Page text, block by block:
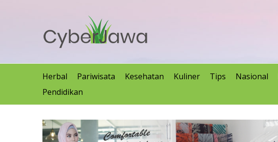
Herbal Pariwisata Kesehatan Kuliner Tips Nasional
Pendidikan